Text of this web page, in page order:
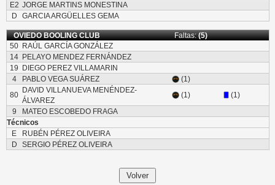
E2 JORGE MARTINS MONESTINA
D
GARCIA ARGÜELLES GEMA
OVIEDO BOOLING CLUB Faltas:(5)
50
RAÚL GARCÍA GONZÁLEZ
14
PELAYO MENDEZ FERNÁNDEZ
19
DIEGO PEREZ VILLAMARIN
4
PABLO VEGA SUÁREZ
(1)
80
DAVID VILLANUEVA MENÉNDEZ-
ÁLVAREZ
(1) (1)
9
MATEO ESCOBEDO FRAGA
Técnicos
E
RUBÉN PÉREZ OLIVEIRA
D
SERGIO PÉREZ OLIVEIRA